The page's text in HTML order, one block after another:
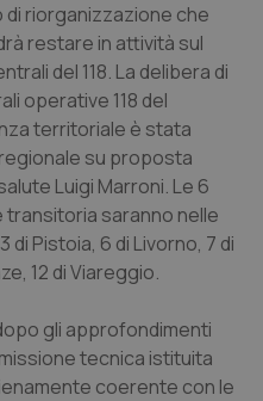
riorganizzazione che
restare in attività sul
del 118. La delibera di
operative 118 del
territoriale è stata
su proposta
Luigi Marroni. Le 6
transitoria saranno nelle
Pistoia, 6 di Livorno, 7 di
12 di Viareggio.
gli approfondimenti
tecnica istituita
coerente con le